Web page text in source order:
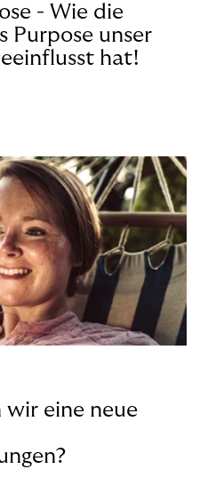
- Wie die
Purpose unser
hat!
eine neue